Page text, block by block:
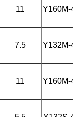
11 Y160M-
7.5 Y132M-
11 Y160M-